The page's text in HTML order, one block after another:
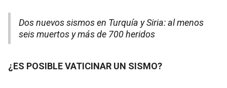
Dos nuevos sismos en Turquía y Siria: al menos
seis muertos y más de 700 heridos
¿ES POSIBLE VATICINAR UN SISMO?